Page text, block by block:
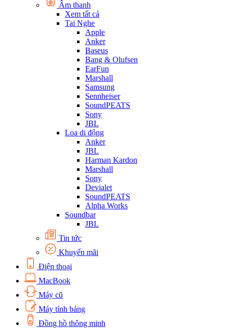
Âm thanh
Xem tất cả
Tai Nghe
Apple
Anker
Baseus
Bang & Olufsen
EarFun
Marshall
Samsung
Sennheiser
SoundPEATS
Sony
JBL
Loa di động
Anker
JBL
Harman Kardon
Marshall
Sony
Devialet
SoundPEATS
Alpha Works
Soundbar
JBL
Tin tức
Khuyến mãi
Điện thoại
MacBook
Máy cũ
Máy tính bảng
Đồng hồ thông minh